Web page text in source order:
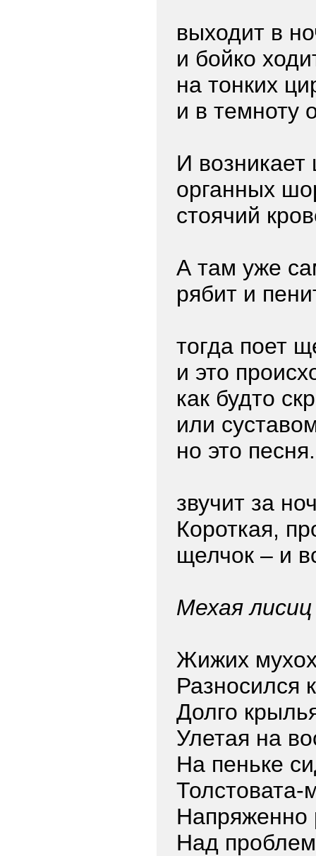
выходит в
и бойко
на тонких
и в темноту
И
органных
стоячий
А там уже
рябит и
тогда поет
и это
как будто
или
но это песня.
звучит за
Короткая,
щелчок – и
Мехая лисиц
Жижих
Разносился
Долго
Улетая на
На пеньке
Толстовата-
Над